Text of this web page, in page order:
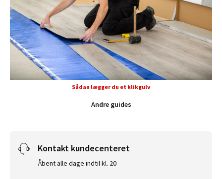
Sådan lægger du et klikgulv
Andre guides
Kontakt kundecenteret
Åbent alle dage indtil kl. 20